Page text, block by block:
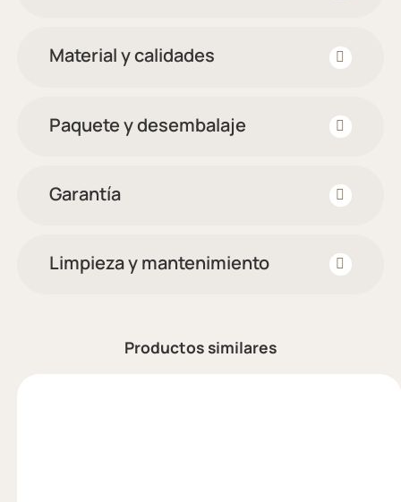
Material y calidades
Paquete y desembalaje
Garantía
Limpieza y mantenimiento
Productos similares